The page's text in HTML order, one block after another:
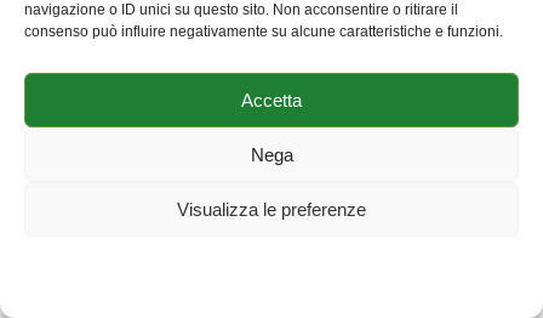
navigazione o ID unici su questo sito. Non acconsentire o ritirare il
consenso può influire negativamente su alcune caratteristiche e funzioni.
Accetta
Nega
Visualizza le preferenze
appendere al muro o con un
pavimento.
Io li regolo con un timer-termostato
un contatore di energia wifi….più di